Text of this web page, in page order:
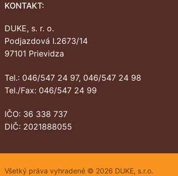
KONTAKT:
DUKE, s. r. o.
Podjazdová I.2673/14
97101 Prievidza
Tel.: 046/547 24 97, 046/547 24 98
Tel./Fax: 046/547 24 99
IČO: 36 338 737
DIČ: 2021888055
Všetký práva vyhradené © 2026 DUKE, s.r.o.